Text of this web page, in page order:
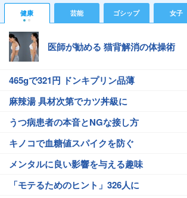
健康 芸能 ゴシップ 女子
医師が勧める 猫背解消の体操術
465gで321円 ドンキプリン品薄
麻辣湯 具材次第でカツ丼級に
うつ病患者の本音とNGな接し方
キノコで血糖値スパイクを防ぐ
メンタルに良い影響を与える趣味
「モテるためのヒント」326人に